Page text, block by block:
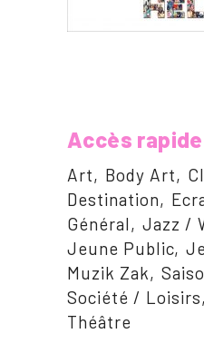
Accès rapide
Art Body Art
Destination
Général
Jazz /
Jeune Public
Muzik Zak
Société / Loisirs
Théâtre